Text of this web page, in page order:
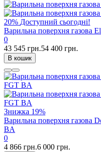
20% Доступний сьогодні!
Варильна поверхня газова
0
43 545 грн.54 400 грн.
В кошик
Знижка 19%
Варильна поверхня газова
BA
0
4 866 грн.6 000 грн.